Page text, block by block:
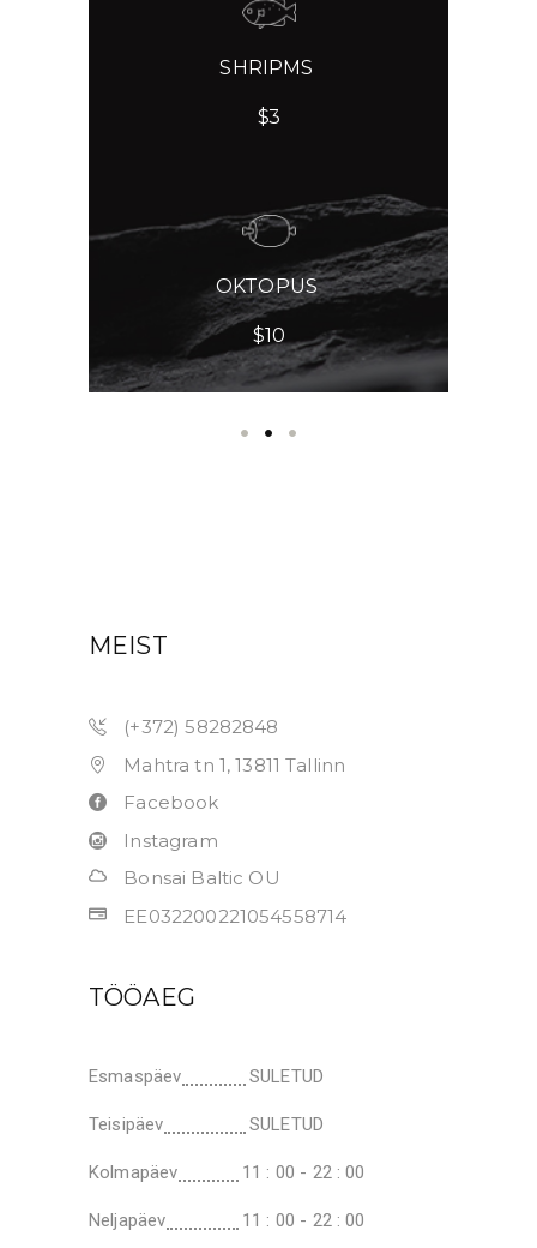
SHRIPMS
$3
OKTOPUS
$10
MEIST
(+372) 58282848
Mahtra tn 1, 13811 Tallinn
Facebook
Instagram
Bonsai Baltic OU
EE032200221054558714
TÖÖAEG
Esmaspäev SULETUD
Teisipäev SULETUD
Kolmapäev 11 : 00 - 22 : 00
Neljapäev 11 : 00 - 22 : 00